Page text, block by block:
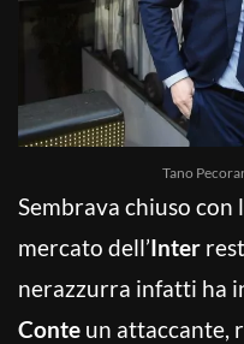
Tano
Sembrava chiuso con
mercato dell’Inter
nerazzurra infatti ha
Conte un attaccante,